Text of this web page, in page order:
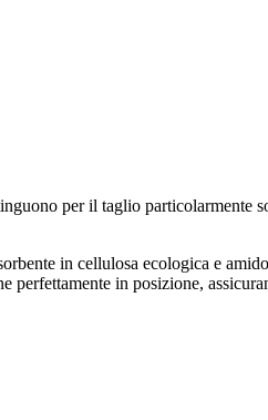
per il taglio particolarmente
in cellulosa ecologica e
in posizione,